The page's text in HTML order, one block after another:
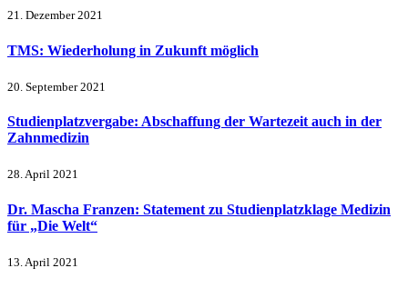
21. Dezember 2021
TMS: Wiederholung in Zukunft möglich
20. September 2021
Studienplatzvergabe: Abschaffung der Wartezeit auch in der
Zahnmedizin
28. April 2021
Dr. Mascha Franzen: Statement zu Studienplatzklage Medizin
für „Die Welt“
13. April 2021